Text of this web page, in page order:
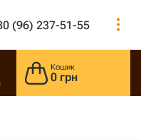
(96) 237-51-55
Кошик
0 грн